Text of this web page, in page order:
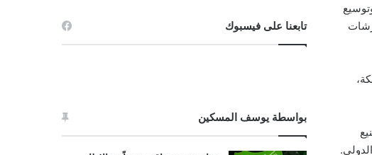
تابعنا على فيسبوك
بواسطة يوسف المسكين